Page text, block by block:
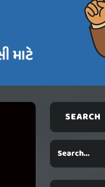
SEARCH